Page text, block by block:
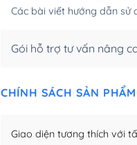
Các bài viết hướng dẫn sử
Gói hỗ trợ tư vấn nâng
CHÍNH SÁCH SẢN PHẨM
Giao diện tương thích với